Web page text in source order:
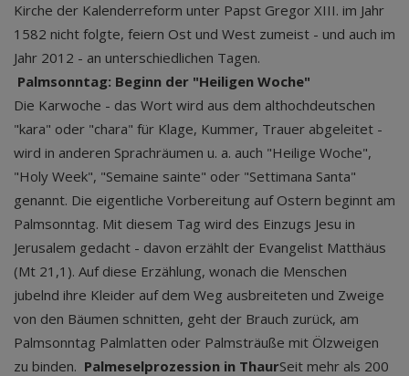
Kirche der Kalenderreform unter Papst Gregor XIII. im Jahr
1582 nicht folgte, feiern Ost und West zumeist - und auch im
Jahr 2012 - an unterschiedlichen Tagen.
Palmsonntag: Beginn der "Heiligen Woche"
Die Karwoche - das Wort wird aus dem althochdeutschen
"kara" oder "chara" für Klage, Kummer, Trauer abgeleitet -
wird in anderen Sprachräumen u. a. auch "Heilige Woche",
"Holy Week", "Semaine sainte" oder "Settimana Santa"
genannt. Die eigentliche Vorbereitung auf Ostern beginnt am
Palmsonntag. Mit diesem Tag wird des Einzugs Jesu in
Jerusalem gedacht - davon erzählt der Evangelist Matthäus
(Mt 21,1). Auf diese Erzählung, wonach die Menschen
jubelnd ihre Kleider auf dem Weg ausbreiteten und Zweige
von den Bäumen schnitten, geht der Brauch zurück, am
Palmsonntag Palmlatten oder Palmsträuße mit Ölzweigen
zu binden. Palmeselprozession in ThaurSeit mehr als 200